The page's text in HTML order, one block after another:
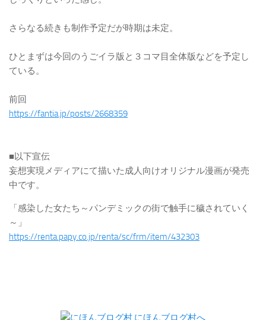
さらなる続きも制作予定だが時期は未定。
ひとまずは今回のうごイラ版と３コマ目全体版などを予定し
ている。
前回
https://fantia.jp/posts/2668359
■以下宣伝
妄想実現メディアにて描いた成人向けオリジナル漫画が発売
中です。
「感染した女たち～パンデミックの街で触手に穢されていく
～」
https://renta.papy.co.jp/renta/sc/frm/item/432303